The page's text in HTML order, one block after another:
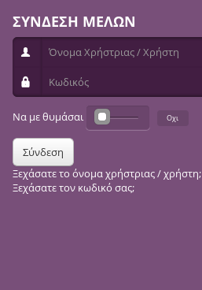
ΣΥΝΔΕΣΗ ΜΕΛΩΝ
Όνομα Χρήστριας / Χρήστη
Κωδικός
Να με θυμάσαι
Σύνδεση
Ξεχάσατε το όνομα χρήστριας / χρήστη;
Ξεχάσατε τον κωδικό σας;